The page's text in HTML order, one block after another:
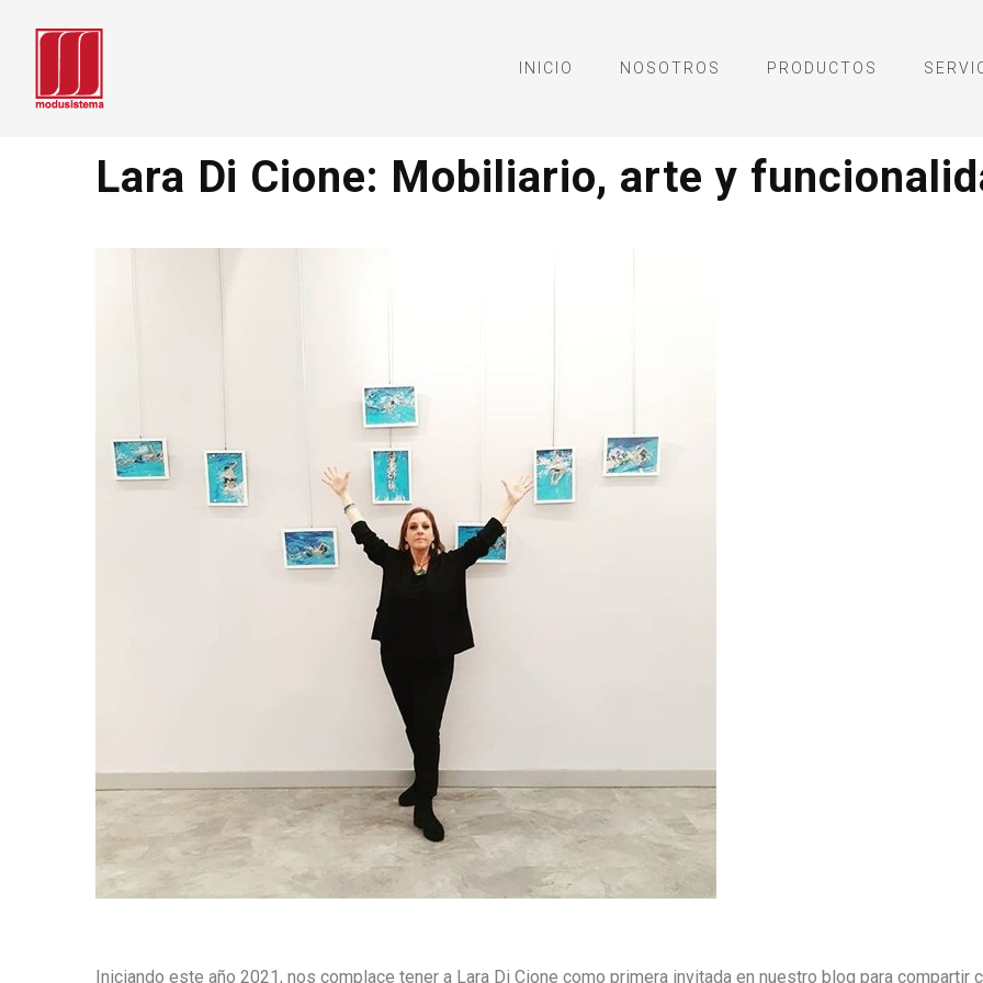
INICIO NOSOTROS PRODUCTOS
Lara Di Cione: Mobiliario, arte y
Iniciando este año 2021, nos complace tener a Lara Di Cione como primera invitada en nuestro blog para compartir